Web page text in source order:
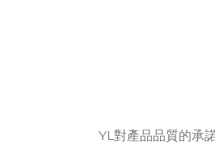
YL對產品品質的承